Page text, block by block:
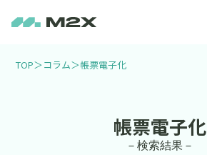
TOP＞コラム＞帳票電子化
帳票電子化
－検索結果－